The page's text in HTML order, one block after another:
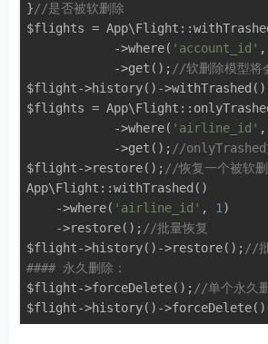
}//是否被软删除
$flights =
            ->where(
'account_id' ,
            ->get();
//软删除模型将
$flight->history()-
$flights =
            ->where(
'airline_id' ,
            ->get();
//onlyTrashed
$flight->restore(); //恢复一个被软
App\Flight::withTrashed()
    ->where(
'airline_id' , 1)
    ->restore();
//批量恢复
$flight->history()->restore(); //
#### 永久删除：
$flight->forceDelete(); //单个永久
$flight->history()-